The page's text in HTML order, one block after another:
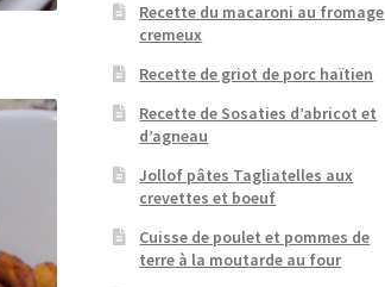
Recette du macaroni au fromage
cremeux
Recette de griot de porc haïtien
Recette de Sosaties d’abricot et
d’agneau
Jollof pâtes Tagliatelles aux
crevettes et boeuf
Cuisse de poulet et pommes de
terre à la moutarde au four